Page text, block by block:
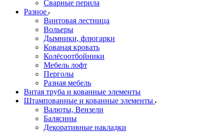
Сварные перила
Разное
Винтовая лестница
Вольеры
Дымники, флюгарки
Кованая кровать
Колёсоотбойники
Мебель лофт
Перголы
Разная мебель
Витая труба и кованные элементы
Штампованные и кованные элементы
Валюты, Вензели
Балясины
Декоративные накладки